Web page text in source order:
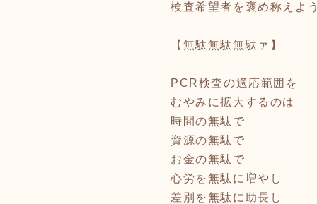
検査希望者を褒め称えよ
【無駄無駄無駄ァ】
PCR検査の適応範囲を
むやみに拡大するのは
時間の無駄で
資源の無駄で
お金の無駄で
心労を無駄に増やし
差別を無駄に助長し